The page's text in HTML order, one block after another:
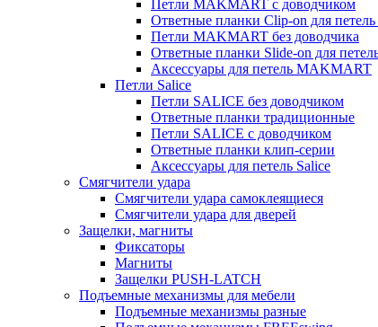
Петли MAKMART с доводчиком
Ответные планки Clip-on для
Петли MAKMART без доводчика
Ответные планки Slide-on для
Аксессуары для петель MAKMART
Петли Salice
Петли SALICE без доводчиком
Ответные планки традиционные
Петли SALICE с доводчиком
Ответные планки клип-серии
Аксессуары для петель Salice
Смягчители удара
Смягчители удара самоклеящиеся
Смягчители удара для дверей
Защелки, магниты
Фиксаторы
Магниты
Защелки PUSH-LATCH
Подъемные механизмы для мебели
Подъемные механизмы разные